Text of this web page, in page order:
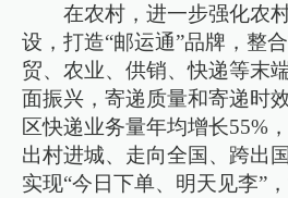
在农村，进一步强化农
设，打造“邮运通”品牌，整
贸、农业、供销、快递等末
面振兴，寄递质量和寄递时
区快递业务量年均增长55%
出村进城、走向全国、跨出
实现“今日下单、明天见李”